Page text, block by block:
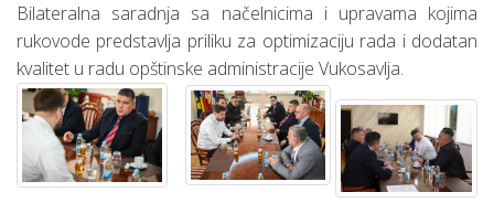
Bilateralna saradnja sa načelnicima i upravama kojima
rukovode predstavlja priliku za optimizaciju rada i dodatan
kvalitet u radu opštinske administracije Vukosavlja.